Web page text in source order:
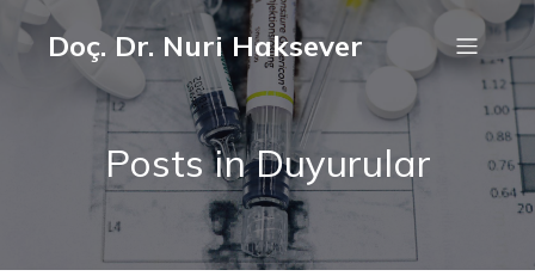
Doç. Dr. Nuri Haksever
Posts in Duyurular